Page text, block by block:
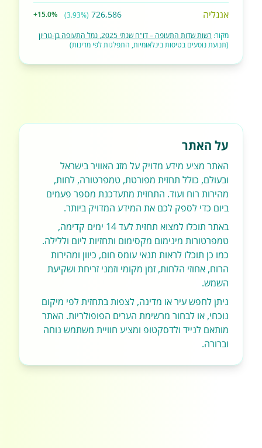
אנגליה 726,586
(3.93%)
+15.0%
מקור: רשות שדות התעופה – דו"ח שנתי 2025, נמל התעופה בן-גוריון
(תנועת נוסעים בטיסות בינלאומיות, התפלגות לפי מדינות)
על האתר
האתר מציע מידע מדויק על מזג האוויר בישראל
ובעולם, כולל תחזית מפורטת, טמפרטורה, לחות,
מהירות רוח ועוד. התחזית מתעדכנת מספר פעמים
ביום כדי לספק לכם את המידע המדויק ביותר.
באתר תוכלו למצוא תחזית לעד 14 ימים קדימה,
טמפרטורות מינימום מקסימום ותחזיות ליום וללילה.
כמו כן תוכלו לראות תנאי עומס חום, כיוון ומהירות
הרוח, אחוזי הלחות, זמן מקומי וזמני זריחת ושקיעת
השמש.
ניתן לחפש עיר או מדינה, לצפות בתחזית לפי מיקום
נוכחי, או לבחור מרשימת הערים הפופולריות. האתר
מותאם לנייד ולדסקטופ ומציע חוויית משתמש נוחה
וברורה.